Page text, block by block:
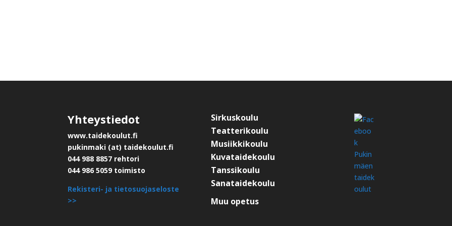
Yhteystiedot
www.taidekoulut.fi
pukinmaki (at) taidekoulut.fi
044 988 8857 rehtori
044 986 5059 toimisto
Rekisteri- ja tietosuojaseloste
>>
Sirkuskoulu
Teatterikoulu
Musiikkikoulu
Kuvataidekoulu
Tanssikoulu
Sanataidekoulu
Muu opetus